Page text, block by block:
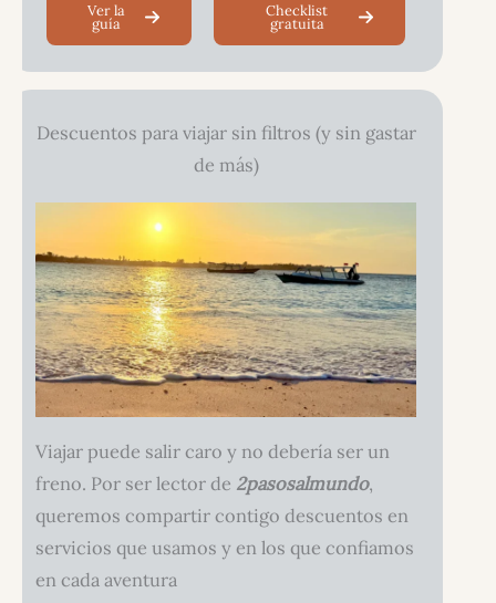
Ver la
guía
Checklist
gratuita
Descuentos para viajar sin filtros (y sin gastar
de más)
Viajar puede salir caro y no debería ser un
freno. Por ser lector de 2pasosalmundo,
queremos compartir contigo descuentos en
servicios que usamos y en los que confiamos
en cada aventura